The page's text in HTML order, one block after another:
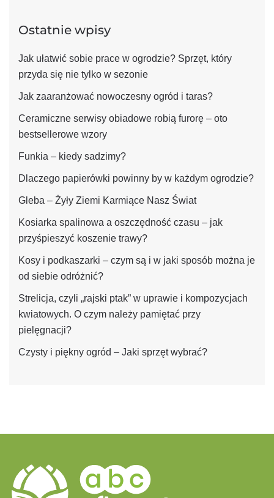
Ostatnie wpisy
Jak ułatwić sobie prace w ogrodzie? Sprzęt, który
przyda się nie tylko w sezonie
Jak zaaranżować nowoczesny ogród i taras?
Ceramiczne serwisy obiadowe robią furorę – oto
bestsellerowe wzory
Funkia – kiedy sadzimy?
Dlaczego papierówki powinny by w każdym ogrodzie?
Gleba – Żyły Ziemi Karmiące Nasz Świat
Kosiarka spalinowa a oszczędność czasu – jak
przyśpieszyć koszenie trawy?
Kosy i podkaszarki – czym są i w jaki sposób można je
od siebie odróżnić?
Strelicja, czyli „rajski ptak” w uprawie i kompozycjach
kwiatowych. O czym należy pamiętać przy
pielęgnacji?
Czysty i piękny ogród – Jaki sprzęt wybrać?